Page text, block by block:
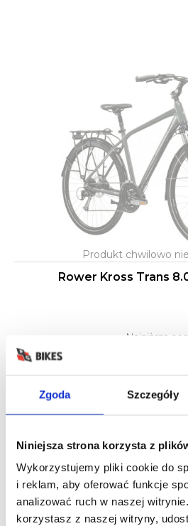
Zgoda Szczegóły
Niniejsza strona korzysta z
Wykorzystujemy pliki cookie do
i reklam, aby oferować funkcje
analizować ruch w naszej
korzystasz z naszej witryny,
Rower Kross Trans
Najniższa